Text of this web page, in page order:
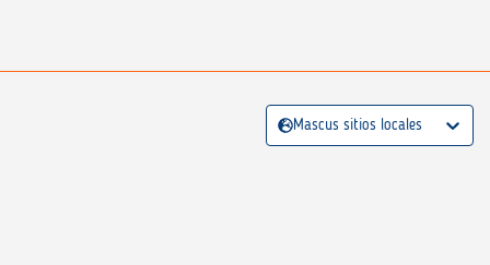
Mascus sitios locales